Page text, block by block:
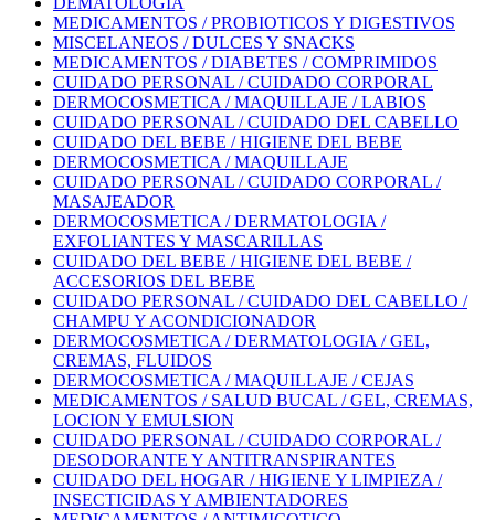
MEDICAMENTOS / PROBIOTICOS Y DIGESTIVOS
MISCELANEOS / DULCES Y SNACKS
MEDICAMENTOS / DIABETES / COMPRIMIDOS
CUIDADO PERSONAL / CUIDADO CORPORAL
DERMOCOSMETICA / MAQUILLAJE / LABIOS
CUIDADO PERSONAL / CUIDADO DEL CABELLO
CUIDADO DEL BEBE / HIGIENE DEL BEBE
DERMOCOSMETICA / MAQUILLAJE
CUIDADO PERSONAL / CUIDADO CORPORAL /
MASAJEADOR
DERMOCOSMETICA / DERMATOLOGIA /
EXFOLIANTES Y MASCARILLAS
CUIDADO DEL BEBE / HIGIENE DEL BEBE /
ACCESORIOS DEL BEBE
CUIDADO PERSONAL / CUIDADO DEL CABELLO /
CHAMPU Y ACONDICIONADOR
DERMOCOSMETICA / DERMATOLOGIA / GEL,
CREMAS, FLUIDOS
DERMOCOSMETICA / MAQUILLAJE / CEJAS
MEDICAMENTOS / SALUD BUCAL / GEL, CREMAS,
LOCION Y EMULSION
CUIDADO PERSONAL / CUIDADO CORPORAL /
DESODORANTE Y ANTITRANSPIRANTES
CUIDADO DEL HOGAR / HIGIENE Y LIMPIEZA /
INSECTICIDAS Y AMBIENTADORES